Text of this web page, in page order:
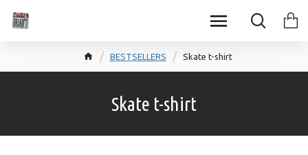
BESTSELLERS Skate t-shirt
Skate t-shirt